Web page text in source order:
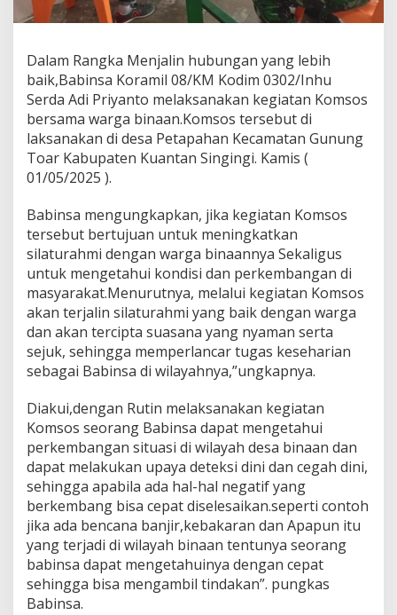
a
b
n
s
a
L
a
k
s
a
k
a
n
K
o
m
s
o
s
B
e
s
a
a
W
a
r
g
a
Dalam Rangka Menjalin hubungan yang lebih
baik,Babinsa Koramil 08/KM Kodim 0302/Inhu
Serda Adi Priyanto melaksanakan kegiatan Komsos
bersama warga binaan.Komsos tersebut di
laksanakan di desa Petapahan Kecamatan Gunung
Toar Kabupaten Kuantan Singingi. Kamis (
01/05/2025 ).
Babinsa mengungkapkan, jika kegiatan Komsos
tersebut bertujuan untuk meningkatkan
silaturahmi dengan warga binaannya Sekaligus
untuk mengetahui kondisi dan perkembangan di
masyarakat.Menurutnya, melalui kegiatan Komsos
akan terjalin silaturahmi yang baik dengan warga
dan akan tercipta suasana yang nyaman serta
sejuk, sehingga memperlancar tugas keseharian
sebagai Babinsa di wilayahnya,”ungkapnya.
Diakui,dengan Rutin melaksanakan kegiatan
Komsos seorang Babinsa dapat mengetahui
perkembangan situasi di wilayah desa binaan dan
dapat melakukan upaya deteksi dini dan cegah dini,
sehingga apabila ada hal-hal negatif yang
berkembang bisa cepat diselesaikan.seperti contoh
jika ada bencana banjir,kebakaran dan Apapun itu
yang terjadi di wilayah binaan tentunya seorang
babinsa dapat mengetahuinya dengan cepat
sehingga bisa mengambil tindakan”. pungkas
Babinsa.